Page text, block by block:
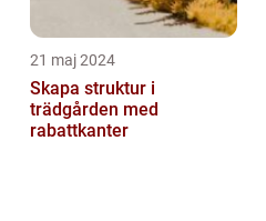
21 maj 2024
Skapa struktur i
trädgården med
rabattkanter